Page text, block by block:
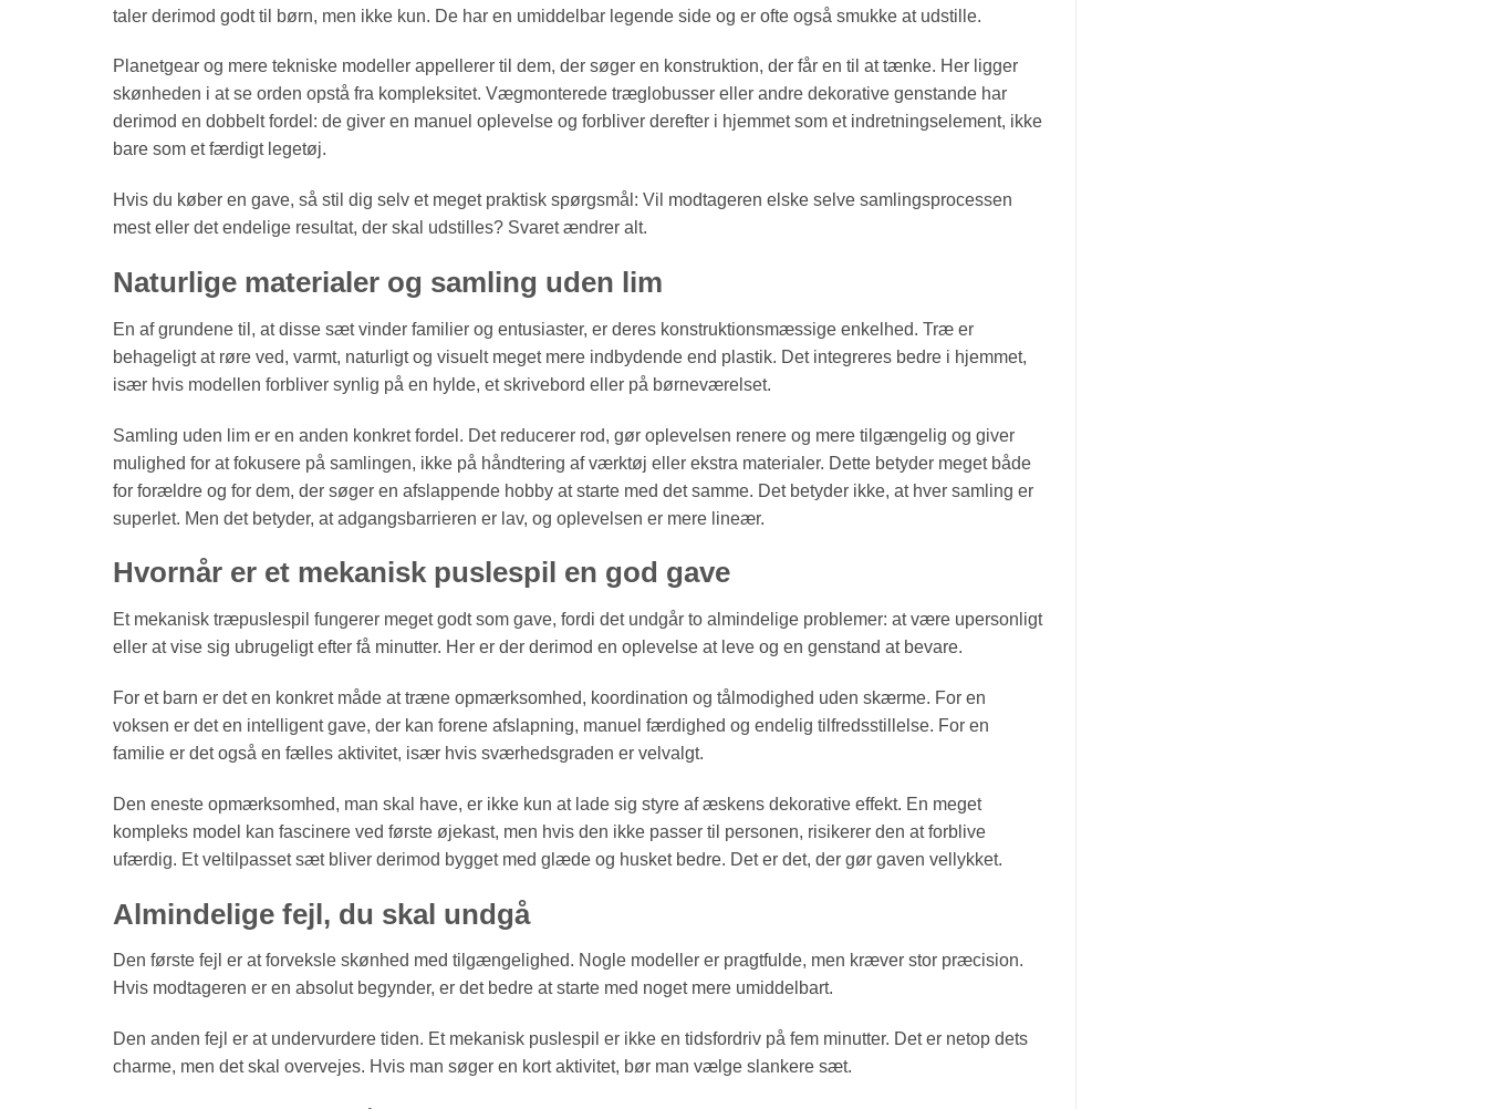
taler derimod godt til børn, men ikke kun. De har en umiddelbar legende side og er ofte også smukke at udstille.
Planetgear og mere tekniske modeller appellerer til dem, der søger en konstruktion, der får en til at tænke. Her ligger
skønheden i at se orden opstå fra kompleksitet. Vægmonterede træglobusser eller andre dekorative genstande har
derimod en dobbelt fordel: de giver en manuel oplevelse og forbliver derefter i hjemmet som et indretningselement, ikke
bare som et færdigt legetøj.
Hvis du køber en gave, så stil dig selv et meget praktisk spørgsmål: Vil modtageren elske selve samlingsprocessen
mest eller det endelige resultat, der skal udstilles? Svaret ændrer alt.
Naturlige materialer og samling uden lim
En af grundene til, at disse sæt vinder familier og entusiaster, er deres konstruktionsmæssige enkelhed. Træ er
behageligt at røre ved, varmt, naturligt og visuelt meget mere indbydende end plastik. Det integreres bedre i hjemmet,
især hvis modellen forbliver synlig på en hylde, et skrivebord eller på børneværelset.
Samling uden lim er en anden konkret fordel. Det reducerer rod, gør oplevelsen renere og mere tilgængelig og giver
mulighed for at fokusere på samlingen, ikke på håndtering af værktøj eller ekstra materialer. Dette betyder meget både
for forældre og for dem, der søger en afslappende hobby at starte med det samme. Det betyder ikke, at hver samling er
superlet. Men det betyder, at adgangsbarrieren er lav, og oplevelsen er mere lineær.
Hvornår er et mekanisk puslespil en god gave
Et mekanisk træpuslespil fungerer meget godt som gave, fordi det undgår to almindelige problemer: at være upersonligt
eller at vise sig ubrugeligt efter få minutter. Her er der derimod en oplevelse at leve og en genstand at bevare.
For et barn er det en konkret måde at træne opmærksomhed, koordination og tålmodighed uden skærme. For en
voksen er det en intelligent gave, der kan forene afslapning, manuel færdighed og endelig tilfredsstillelse. For en
familie er det også en fælles aktivitet, især hvis sværhedsgraden er velvalgt.
Den eneste opmærksomhed, man skal have, er ikke kun at lade sig styre af æskens dekorative effekt. En meget
kompleks model kan fascinere ved første øjekast, men hvis den ikke passer til personen, risikerer den at forblive
ufærdig. Et veltilpasset sæt bliver derimod bygget med glæde og husket bedre. Det er det, der gør gaven vellykket.
Almindelige fejl, du skal undgå
Den første fejl er at forveksle skønhed med tilgængelighed. Nogle modeller er pragtfulde, men kræver stor præcision.
Hvis modtageren er en absolut begynder, er det bedre at starte med noget mere umiddelbart.
Den anden fejl er at undervurdere tiden. Et mekanisk puslespil er ikke en tidsfordriv på fem minutter. Det er netop dets
charme, men det skal overvejes. Hvis man søger en kort aktivitet, bør man vælge slankere sæt.